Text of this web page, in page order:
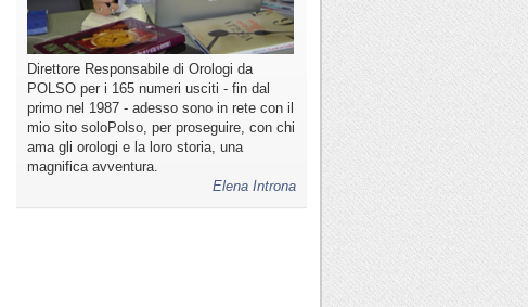
Direttore Responsabile di Orologi da
POLSO per i 165 numeri usciti - fin dal
primo nel 1987 - adesso sono in rete con il
mio sito soloPolso, per proseguire, con chi
ama gli orologi e la loro storia, una
magnifica avventura.
Elena Introna